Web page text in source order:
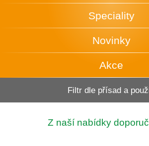
Speciality
Novinky
Akce
Filtr dle přísad a
Z naší nabídky